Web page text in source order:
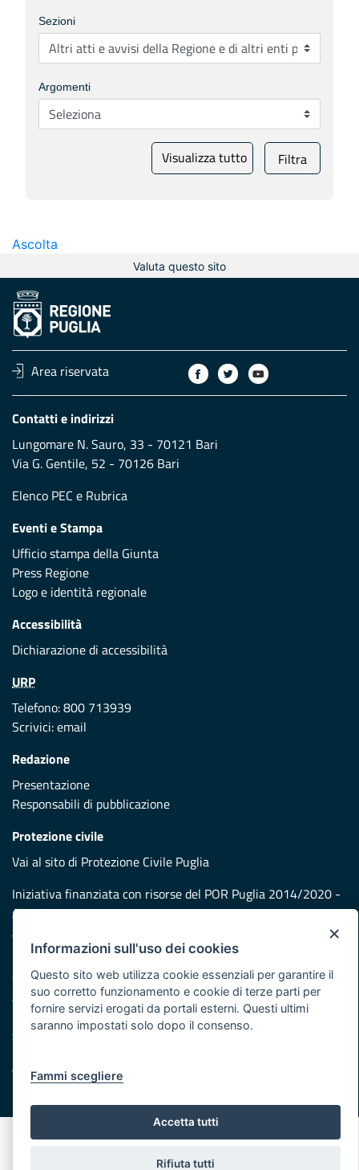
Sezioni
Argomenti
Visualizza tutto Filtra
Ascolta
Valuta questo sito
Area riservata
Contatti e indirizzi
Lungomare N. Sauro, 33 - 70121 Bari
Via G. Gentile, 52 - 70126 Bari
Elenco PEC e Rubrica
Eventi e Stampa
Ufficio stampa della Giunta
Press Regione
Logo e identità regionale
Accessibilità
Dichiarazione di accessibilità
URP
Telefono: 800 713939
Scrivici:email
Redazione
Presentazione
Responsabili di pubblicazione
Protezione civile
Vai al sito di Protezione Civile Puglia
Iniziativa finanziata con risorse del POR Puglia 2014/2020 -
Asse XI
Note legali
Cookie e privacy
Atti di notifica
Feed RSS
Servizi Intranet
×
Informazioni sull'uso dei cookies
Questo sito web utilizza cookie essenziali per garantire il
suo corretto funzionamento e cookie di terze parti per
fornire servizi erogati da portali esterni. Questi ultimi
saranno impostati solo dopo il consenso.
Fammi scegliere
Accetta tutti
Rifiuta tutti